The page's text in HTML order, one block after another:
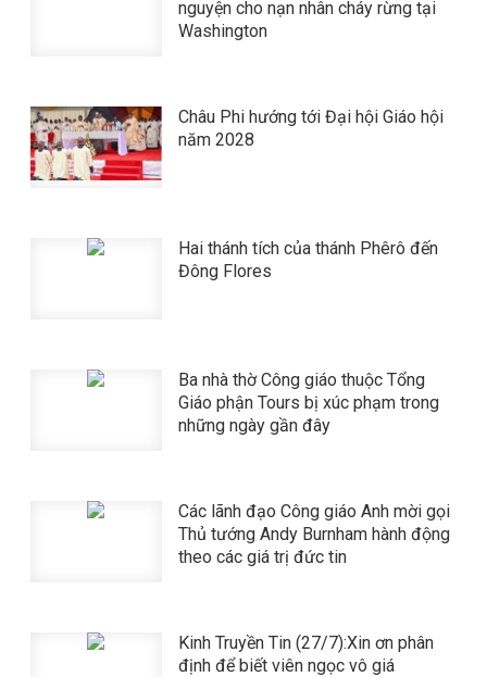
nguyện cho nạn nhân cháy rừng tại
Washington
Châu Phi hướng tới Đại hội Giáo hội
năm 2028
Hai thánh tích của thánh Phêrô đến
Đông Flores
Ba nhà thờ Công giáo thuộc Tổng
Giáo phận Tours bị xúc phạm trong
những ngày gần đây
​​​​​​​Các lãnh đạo Công giáo Anh mời gọi
Thủ tướng Andy Burnham hành động
theo các giá trị đức tin
Kinh Truyền Tin (27/7):Xin ơn phân
định để biết viên ngọc vô giá